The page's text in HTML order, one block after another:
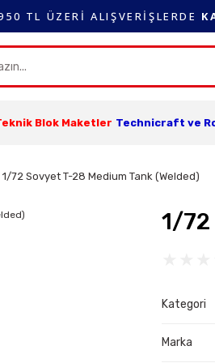
TL ÜZERİ ALIŞVERİŞLERDE
Blok Maketler Technicraft ve
1/72 Sovyet T-28 Medium Tank (Welded)
1/72
Kategori
Marka